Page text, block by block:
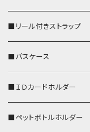
■リール付きストラップ
リールのみ
ストラップ付
■パスケース
■ＩＤカードホルダー
■ペットボトルホルダー